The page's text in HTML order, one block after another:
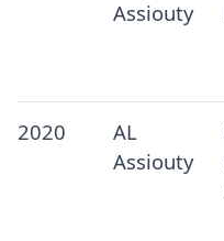
Assiouty
2020
AL
Assiouty